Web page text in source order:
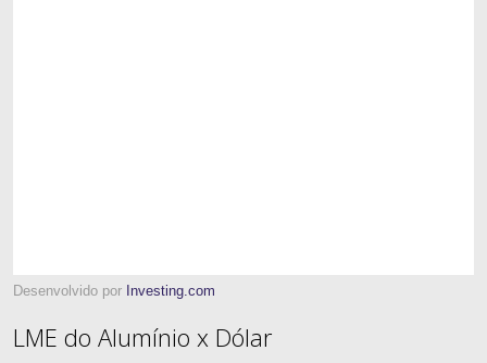
Desenvolvido por Investing.com
LME do Alumínio x Dólar